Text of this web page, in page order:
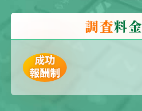
調査料金
成功
報酬制